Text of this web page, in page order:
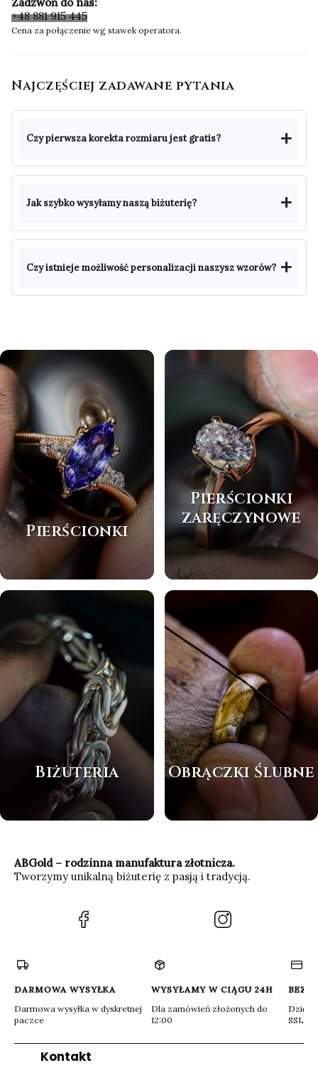
Zadzwoń do nas:
+48 881 915 445
Cena za połączenie wg stawek operatora.
Najczęściej zadawane pytania
Czy pierwsza korekta rozmiaru jest gratis?
Jak szybko wysyłamy naszą biżuterię?
Czy istnieje możliwość personalizacji naszysz wzorów?
Pierścionki
Pierścionki
zaręczynowe
Biżuteria Obrączki Ślubne
ABGold – rodzinna manufaktura złotnicza.
Tworzymy unikalną biżuterię z pasją i tradycją.
(Otwiera
się
DARMOWA WYSYŁKA
Darmowa wysyłka w dyskretnej
paczce
WYSYŁAMY W CIĄGU 24H
Dla zamówień złożonych do
12:00
Dzięki
SSL
Kontakt